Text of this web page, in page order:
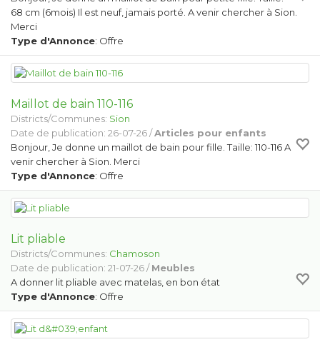
68 cm (6mois) Il est neuf, jamais porté. A venir chercher à Sion.
Merci
Type d'Annonce: Offre
Maillot de bain 110-116
Districts/Communes: Sion
Date de publication: 26-07-26 /Articles pour enfants
Bonjour, Je donne un maillot de bain pour fille. Taille: 110-116 A
venir chercher à Sion. Merci
Type d'Annonce: Offre
Lit pliable
Districts/Communes: Chamoson
Date de publication: 21-07-26 /Meubles
A donner lit pliable avec matelas, en bon état
Type d'Annonce: Offre